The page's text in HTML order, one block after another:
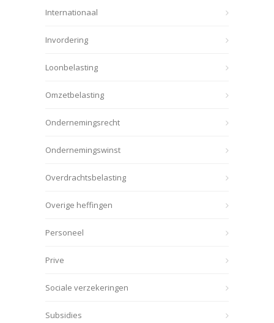
Internationaal
Invordering
Loonbelasting
Omzetbelasting
Ondernemingsrecht
Ondernemingswinst
Overdrachtsbelasting
Overige heffingen
Personeel
Prive
Sociale verzekeringen
Subsidies